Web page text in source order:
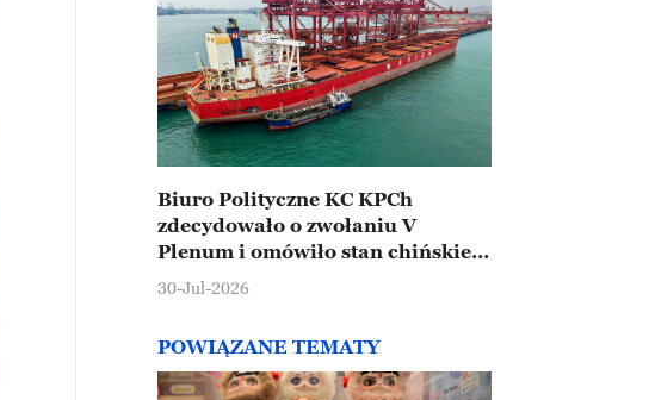
Biuro Polityczne KC KPCh
zdecydowało o zwołaniu V
Plenum i omówiło stan chińskiej
gospodarki
30-Jul-2026
POWIĄZANE TEMATY